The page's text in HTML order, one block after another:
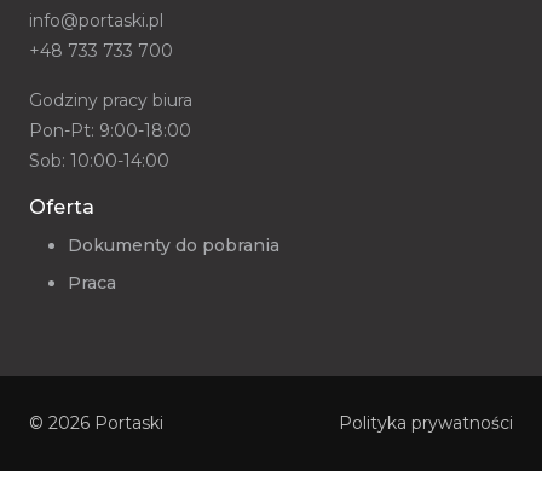
info@portaski.pl
+48 733 733 700
Godziny pracy biura
Pon-Pt: 9:00-18:00
Sob: 10:00-14:00
Oferta
Dokumenty do pobrania
Praca
© 2026 Portaski Polityka prywatności